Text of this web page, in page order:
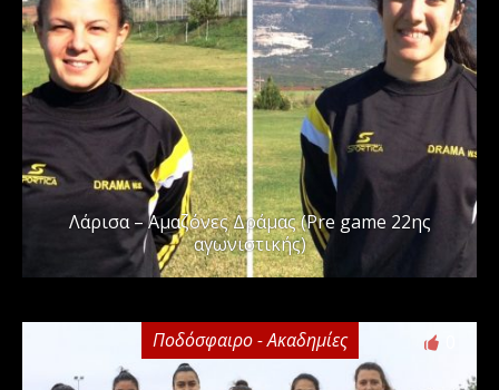
Λάρισα – Αμαζόνες Δράμας (Pre game 22ης
αγωνιστικής)
Ποδόσφαιρο - Ακαδημίες